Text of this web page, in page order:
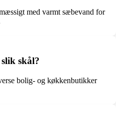
med varmt sæbevand for
skål?
bolig- og køkkenbutikker